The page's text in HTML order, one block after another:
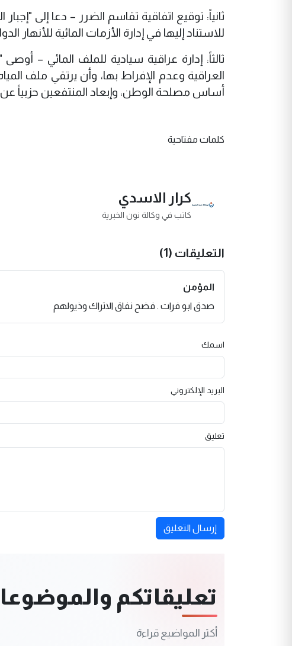
ثانياً: توقيع اتفاقية تقاسم الضرر – دعا إلى
للاستناد إليها في إدارة الأزمات المائية للأنهار
ثالثاً: إدارة عراقية سيادية للملف المائي –
العراقية وعدم الإفراط بها، وأن يرتقي ملف
أساس مصلحة الوطن، وإبعاد المنتفعين حزبياً
كلمات مفتاحية
كرار الاسدي
كاتب في وكالة نون الخبرية
التعليقات (1)
المؤمن
صدق ابو فرات . فضح نفاق الاتراك وذيولهم
اسمك
البريد الإلكتروني
تعليق
إرسال التعليق
تعليقاتكم
أكثر المواضيع قراءة